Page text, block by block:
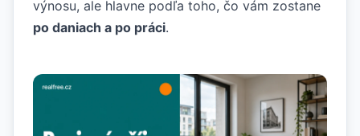
výnosu, ale hlavne podľa toho, čo vám zostane
po daniach a po práci.